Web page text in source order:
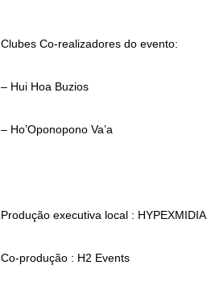
Clubes Co-realizadores do evento:
– Hui Hoa Buzios
– Ho’Oponopono Va’a
Produção executiva local : HYPEXMIDIA
Co-produção : H2 Events